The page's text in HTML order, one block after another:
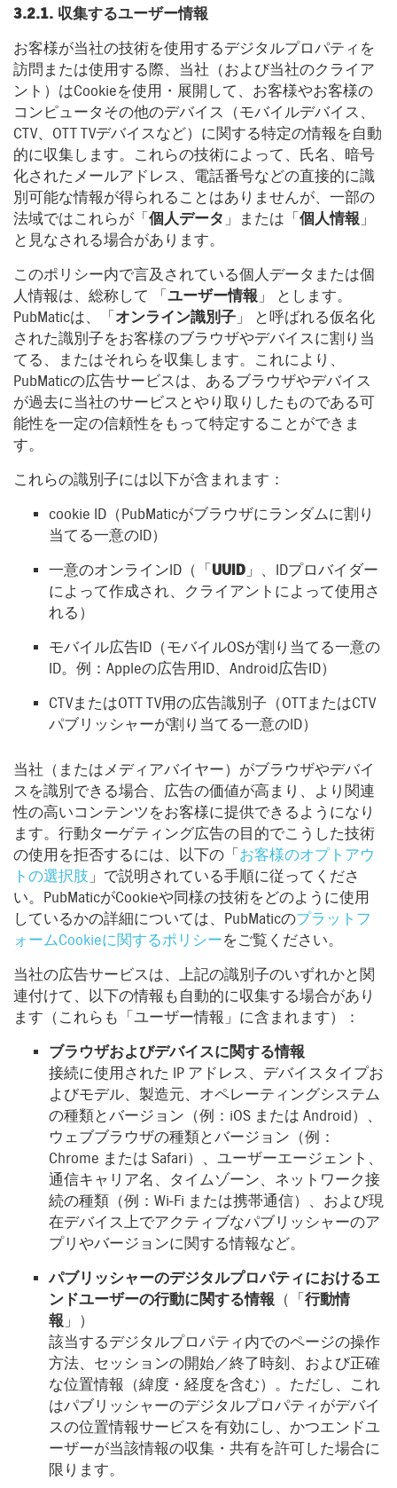
3.2.1. 収集するユーザー情報
お客様が当社の技術を使用するデジタルプロパティを
訪問または使用する際、当社（および当社のクライア
ント）はCookieを使用・展開して、お客様やお客様の
コンピュータその他のデバイス（モバイルデバイス、
CTV、OTT TVデバイスなど）に関する特定の情報を自動
的に収集します。これらの技術によって、氏名、暗号
化されたメールアドレス、電話番号などの直接的に識
別可能な情報が得られることはありませんが、一部の
法域ではこれらが「 個人データ 」または「 個人情報 」
と見なされる場合があります。
このポリシー内で言及されている個人データまたは個
人情報は、総称して 「 ユーザー情報 」 とします。
PubMaticは、「 オンライン識別子 」 と呼ばれる仮名化
された識別子をお客様のブラウザやデバイスに割り当
てる、またはそれらを収集します。これにより、
PubMaticの広告サービスは、あるブラウザやデバイス
が過去に当社のサービスとやり取りしたものである可
能性を一定の信頼性をもって特定することができま
す。
これらの識別子には以下が含まれます：
cookie ID（PubMaticがブラウザにランダムに割り
当てる一意のID）
一意のオンラインID（「 UUID 」、IDプロバイダー
によって作成され、クライアントによって使用さ
れる）
モバイル広告ID（モバイルOSが割り当てる一意の
ID。例：Appleの広告用ID、Android広告ID）
CTVまたはOTT TV用の広告識別子（OTTまたはCTV
パブリッシャーが割り当てる一意のID）
当社（またはメディアバイヤー）がブラウザやデバイ
スを識別できる場合、広告の価値が高まり、より関連
性の高いコンテンツをお客様に提供できるようになり
ます。行動ターゲティング広告の目的でこうした技術
の使用を拒否するには、以下の「 お客様のオプトアウ
トの選択肢 」で説明されている手順に従ってくださ
い。PubMaticがCookieや同様の技術をどのように使用
しているかの詳細については、PubMaticのプラットフ
ォームCookieに関するポリシーをご覧ください。
当社の広告サービスは、上記の識別子のいずれかと関
連付けて、以下の情報も自動的に収集する場合があり
ます（これらも「ユーザー情報」に含まれます）：
ブラウザおよびデバイスに関する情報
接続に使用された IP アドレス、デバイスタイプお
よびモデル、製造元、オペレーティングシステム
の種類とバージョン（例：iOS または Android）、
ウェブブラウザの種類とバージョン（例：
Chrome または Safari）、ユーザーエージェント、
通信キャリア名、タイムゾーン、ネットワーク接
続の種類（例：Wi-Fi または携帯通信）、および現
在デバイス上でアクティブなパブリッシャーのア
プリやバージョンに関する情報など。
パブリッシャーのデジタルプロパティにおけるエ
ンドユーザーの行動に関する情報 （「 行動情
報 」）
該当するデジタルプロパティ内でのページの操作
方法、セッションの開始／終了時刻、および正確
な位置情報（緯度・経度を含む）。ただし、これ
はパブリッシャーのデジタルプロパティがデバイ
スの位置情報サービスを有効にし、かつエンドユ
ーザーが当該情報の収集・共有を許可した場合に
限ります。